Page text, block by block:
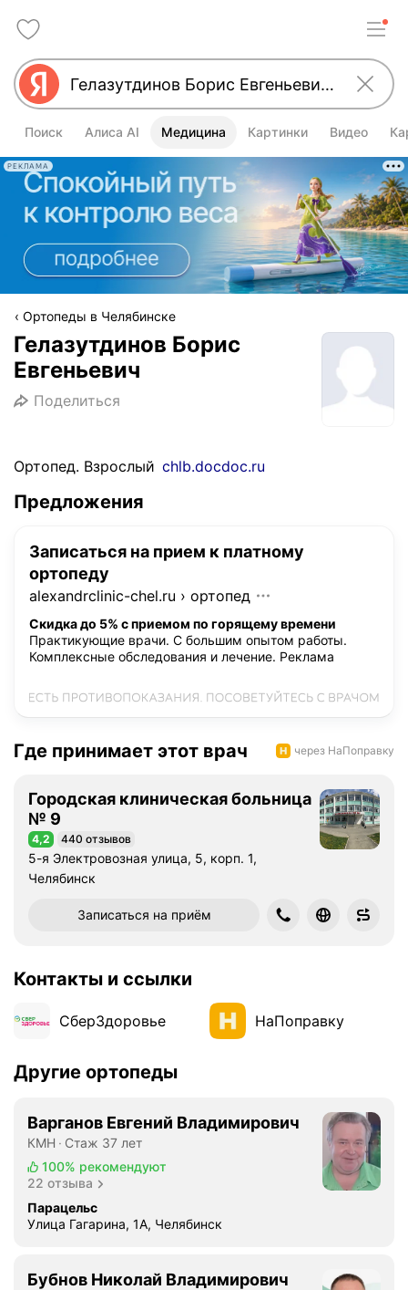
Поиск Алиса AI Медицина Картинки Видео
РЕКЛАМА
Ортопеды в Челябинске
Гелазутдинов Борис
Евгеньевич
Поделиться
Ортопед. Взрослый chlb.docdoc.ru
Предложения
Записаться на прием к платному
ортопеду
alexandrclinic-chel.ru › ортопед
Скидка до 5% с приемом по горящему времени
Практикующие врачи. С большим опытом работы.
Комплексные обследования и лечение. Реклама
Где принимает этот врач через НаПоправку
Городская клиническая больница
№ 9
Рейтинг 4,2 из 5
4,2 440 отзывов
5-я Электровозная улица, 5, корп. 1,
Челябинск
Записаться на приём
Контакты и ссылки
СберЗдоровье НаПоправку
Другие ортопеды
Варганов Евгений Владимирович
КМН
Стаж 37 лет
100% рекомендуют
22 отзыва
Парацельс
Улица Гагарина, 1А, Челябинск
Бубнов Николай Владимирович